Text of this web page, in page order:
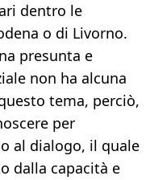
dentro le
o di Livorno.
presunta e
non ha alcuna
tema, perciò,
per
al dialogo, il quale
dalla capacità e